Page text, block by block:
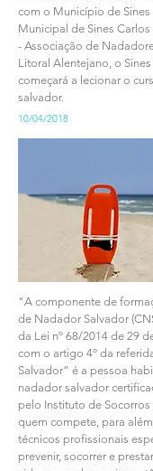
com o Município de Sines
Municipal de Sines
- Associação de
Litoral Alentejano, o
começará a lecionar o
salvador.
10/04/2018
"A componente de
de Nadador Salvador
da Lei nº 68/2014 de 29
com o artigo 4º da
Salvador” é a pessoa
nadador salvador
pelo Instituto de Socorros
quem compete, para
técnicos profissionais
prevenir, socorrer e